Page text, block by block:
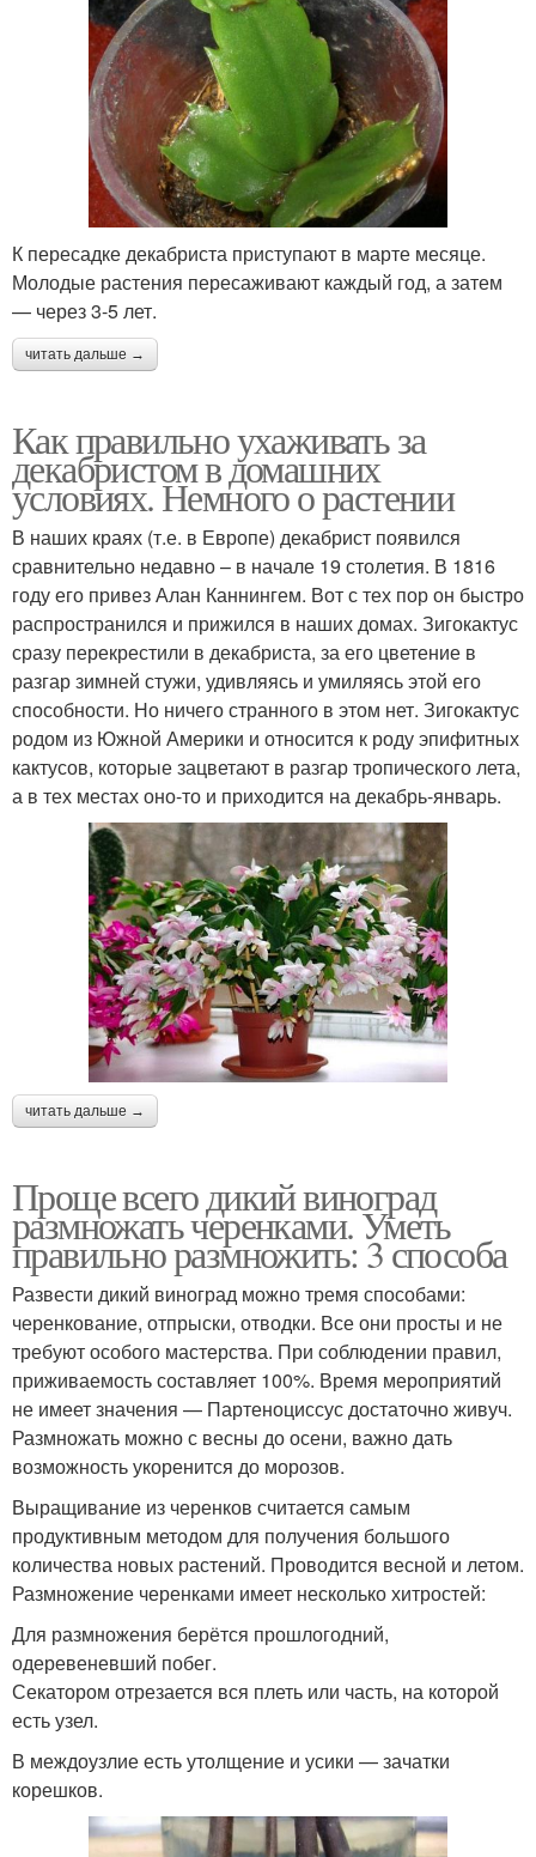
К пересадке декабриста приступают в марте месяце.
Молодые растения пересаживают каждый год, а затем
— через 3-5 лет.
читать дальше →
Как правильно ухаживать за
декабристом в домашних
условиях. Немного о растении
В наших краях (т.е. в Европе) декабрист появился
сравнительно недавно – в начале 19 столетия. В 1816
году его привез Алан Каннингем. Вот с тех пор он быстро
распространился и прижился в наших домах. Зигокактус
сразу перекрестили в декабриста, за его цветение в
разгар зимней стужи, удивляясь и умиляясь этой его
способности. Но ничего странного в этом нет. Зигокактус
родом из Южной Америки и относится к роду эпифитных
кактусов, которые зацветают в разгар тропического лета,
а в тех местах оно-то и приходится на декабрь-январь.
читать дальше →
Проще всего дикий виноград
размножать черенками. Уметь
правильно размножить: 3 способа
Развести дикий виноград можно тремя способами:
черенкование, отпрыски, отводки. Все они просты и не
требуют особого мастерства. При соблюдении правил,
приживаемость составляет 100%. Время мероприятий
не имеет значения — Партеноциссус достаточно живуч.
Размножать можно с весны до осени, важно дать
возможность укоренится до морозов.
Выращивание из черенков считается самым
продуктивным методом для получения большого
количества новых растений. Проводится весной и летом.
Размножение черенками имеет несколько хитростей:
Для размножения берётся прошлогодний,
одеревеневший побег.
Секатором отрезается вся плеть или часть, на которой
есть узел.
В междоузлие есть утолщение и усики — зачатки
корешков.